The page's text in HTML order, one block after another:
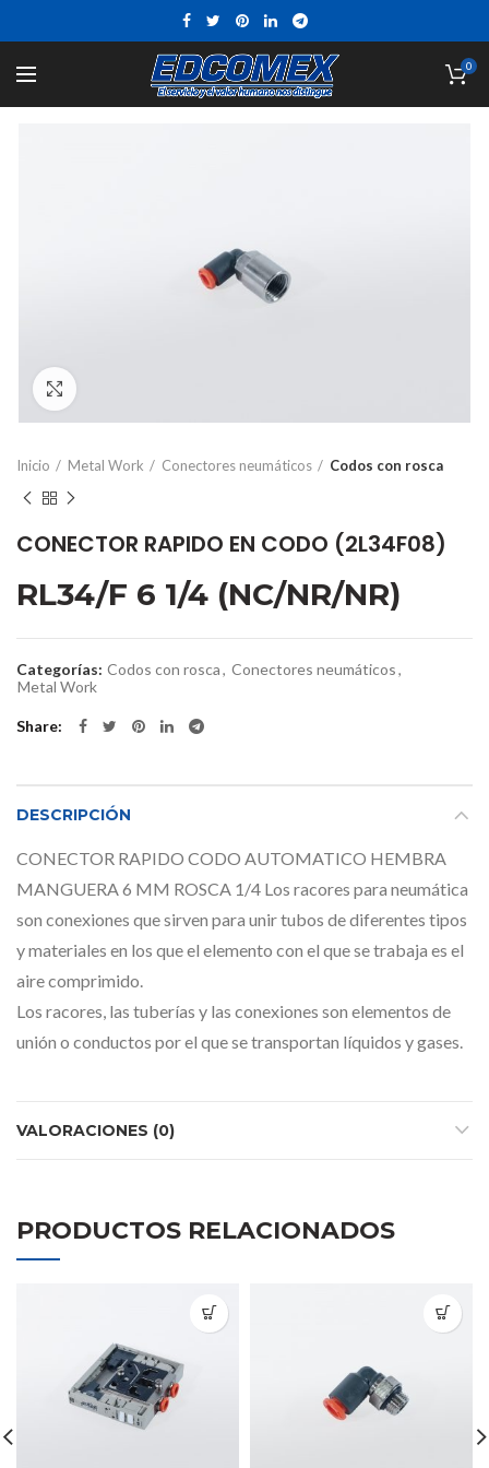
0
Inicio Metal Work Conectores neumáticos Codos con rosca
CONECTOR RAPIDO EN CODO (2L34F08)
RL34/F 6 1/4 (NC/NR/NR)
Categorías: Codos con rosca, Conectores neumáticos,
Metal Work
Share
DESCRIPCIÓN
CONECTOR RAPIDO CODO AUTOMATICO HEMBRA
MANGUERA 6 MM ROSCA 1/4 Los racores para neumática
son conexiones que sirven para unir tubos de diferentes tipos
y materiales en los que el elemento con el que se trabaja es el
aire comprimido.
Los racores, las tuberías y las conexiones son elementos de
unión o conductos por el que se transportan líquidos y gases.
VALORACIONES (0)
PRODUCTOS RELACIONADOS